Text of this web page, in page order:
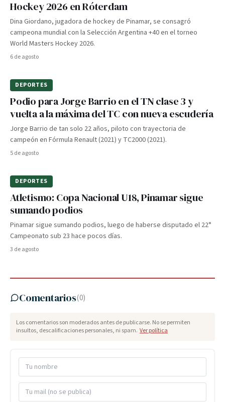
Hockey 2026 en Róterdam
Dina Giordano, jugadora de hockey de Pinamar, se consagró
campeona mundial con la Selección Argentina +40 en el torneo
World Masters Hockey 2026.
6 de agosto
DEPORTES
Podio para Jorge Barrio en el TN clase 3 y
vuelta a la máxima del TC con nueva escudería
Jorge Barrio de tan solo 22 años, piloto con trayectoria de
campeón en Fórmula Renault (2021) y TC2000 (2021).
5 de agosto
DEPORTES
Atletismo: Copa Nacional U18, Pinamar sigue
sumando podios
Pinamar sigue sumando podios, luego de haberse disputado el 22°
Campeonato sub 23 hace pocos días.
3 de agosto
Comentarios(0)
Los comentarios son moderados antes de publicarse. No se permiten
insultos, descalificaciones personales, ni spam. Ver política